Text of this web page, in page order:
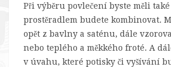
Při výběru povlečení byste měli
prostěradlem budete kombinovat.
opět z bavlny a saténu, dále
nebo teplého a měkkého froté. A
v úvahu, které potisky či vyšívání